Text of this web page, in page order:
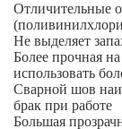
Отличительные
Не выделяет
Более прочная
использовать
Сварной шов
брак при работе
Большая